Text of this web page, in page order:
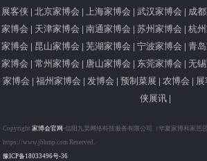
展客侠 | 北京家博会 | 上海家博会 | 武汉家博会 | 成
家博会 | 天津家博会 | 南通家博会 | 苏州家博会 | 杭
家博会 | 昆山家博会 | 芜湖家博会 | 宁波家博会 | 青
家博会 | 常州家博会 | 唐山家博会 | 东莞家博会 | 无
家博会 | 福州家博会 | 发博会 | 预制菜展 | 农博会 | 展
侠展讯|
Copyright 家博会官网-信阳九昊网络科技服务有限公司（华夏家博和家芭
https://www.jbhmp.com Reserved.
豫ICP备18033496号-36